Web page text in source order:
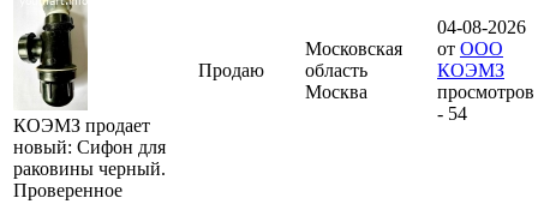
КОЭМЗ продает
новый: Сифон для
раковины черный.
Проверенное
Продаю
Московская
область
Москва
04-08-2026
от ООО
КОЭМЗ
просмотров
- 54